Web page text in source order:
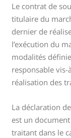
Le contrat de
titulaire du
dernier de
l’exécution du
modalités
responsable vis-
réalisation des
La déclaration
est un
traitant dans le